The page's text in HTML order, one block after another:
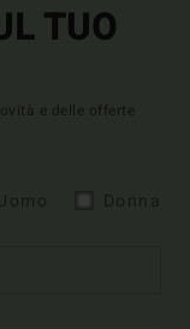
TUO
e delle offerte